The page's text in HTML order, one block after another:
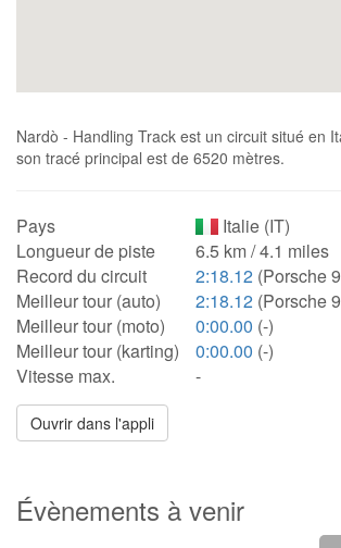
Nardò - Handling Track est un circuit situé en
son tracé principal est de 6520 mètres.
Pays
Italie (IT)
Longueur de piste
6.5 km / 4.1 miles
Record du circuit
2:18.12 (Porsche
Meilleur tour (auto)
2:18.12 (Porsche
Meilleur tour (moto)
0:00.00 (-)
Meilleur tour (karting)
0:00.00 (-)
Vitesse max.
-
Ouvrir dans l'appli
Évènements à venir